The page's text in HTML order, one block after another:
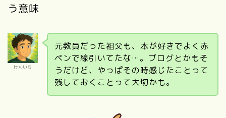
う意味
けんいち
元教員だった祖父も、本が好きでよく赤
ペンで線引いてたな…。ブログとかもそ
うだけど、やっぱその時感じたことって
残しておくことって大切かも。